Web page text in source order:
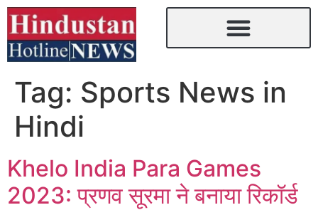
Tag: Sports News in
Hindi
Khelo India Para Games
2023: प्रणव सूरमा ने बनाया रिकॉर्ड